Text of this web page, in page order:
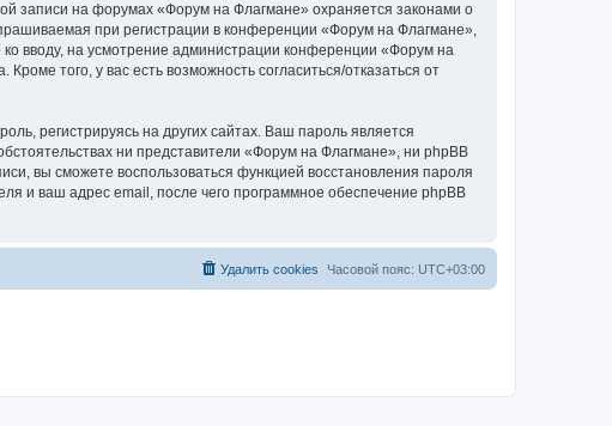
записи на форумах «Форум на Флагмане» охраняется законами о
при регистрации в конференции «Форум на Флагмане»,
вводу, на усмотрение администрации конференции «Форум на
того, у вас есть возможность согласиться/отказаться от
регистрируясь на других сайтах. Ваш пароль является
ни представители «Форум на Флагмане», ни phpBB
вы сможете воспользоваться функцией восстановления пароля
и ваш адрес email, после чего программное обеспечение phpBB
Часовой пояс: UTC+03:00
Удалить cookies